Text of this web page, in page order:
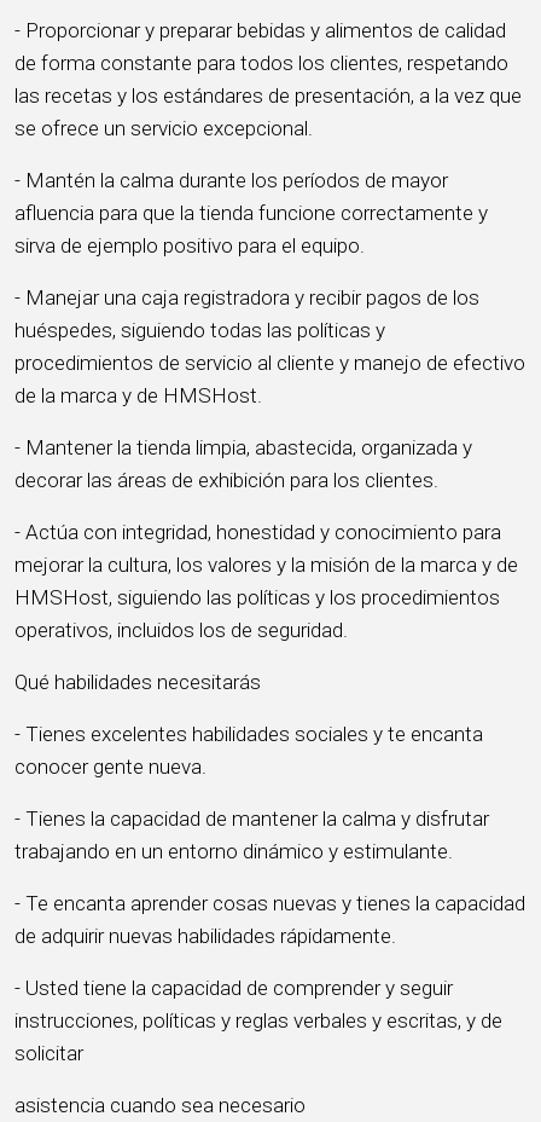
- Proporcionar y preparar bebidas y alimentos de calidad
de forma constante para todos los clientes, respetando
las recetas y los estándares de presentación, a la vez que
se ofrece un servicio excepcional.
- Mantén la calma durante los períodos de mayor
afluencia para que la tienda funcione correctamente y
sirva de ejemplo positivo para el equipo.
- Manejar una caja registradora y recibir pagos de los
huéspedes, siguiendo todas las políticas y
procedimientos de servicio al cliente y manejo de efectivo
de la marca y de HMSHost.
- Mantener la tienda limpia, abastecida, organizada y
decorar las áreas de exhibición para los clientes.
- Actúa con integridad, honestidad y conocimiento para
mejorar la cultura, los valores y la misión de la marca y de
HMSHost, siguiendo las políticas y los procedimientos
operativos, incluidos los de seguridad.
Qué habilidades necesitarás
- Tienes excelentes habilidades sociales y te encanta
conocer gente nueva.
- Tienes la capacidad de mantener la calma y disfrutar
trabajando en un entorno dinámico y estimulante.
- Te encanta aprender cosas nuevas y tienes la capacidad
de adquirir nuevas habilidades rápidamente.
- Usted tiene la capacidad de comprender y seguir
instrucciones, políticas y reglas verbales y escritas, y de
solicitar
asistencia cuando sea necesario